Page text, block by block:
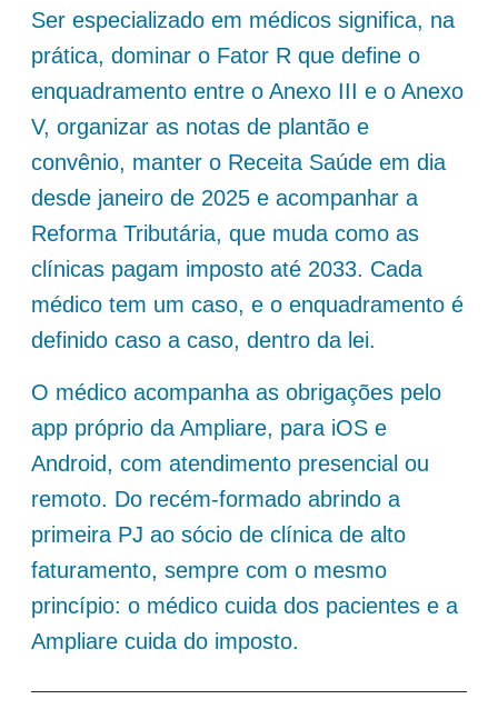
Ser especializado em médicos significa, na
prática, dominar o Fator R que define o
enquadramento entre o Anexo III e o Anexo
V, organizar as notas de plantão e
convênio, manter o Receita Saúde em dia
desde janeiro de 2025 e acompanhar a
Reforma Tributária, que muda como as
clínicas pagam imposto até 2033. Cada
médico tem um caso, e o enquadramento é
definido caso a caso, dentro da lei.
O médico acompanha as obrigações pelo
app próprio da Ampliare, para iOS e
Android, com atendimento presencial ou
remoto. Do recém-formado abrindo a
primeira PJ ao sócio de clínica de alto
faturamento, sempre com o mesmo
princípio: o médico cuida dos pacientes e a
Ampliare cuida do imposto.